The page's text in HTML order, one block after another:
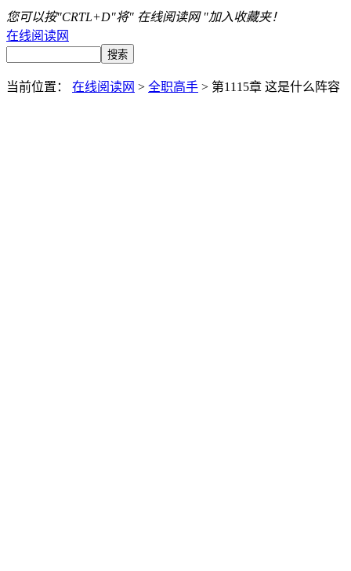
您可以按"CRTL+D"将" 在线阅读网 "加入收藏夹！
在线阅读网
当前位置： 在线阅读网 > 全职高手 > 第1115章 这是什么阵容